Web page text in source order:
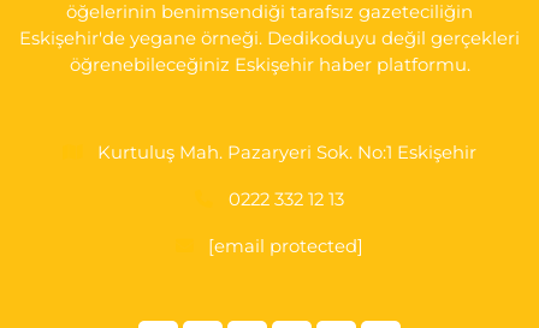
öğelerinin benimsendiği tarafsız gazeteciliğin
Eskişehir'de yegane örneği. Dedikoduyu değil gerçekleri
öğrenebileceğiniz Eskişehir haber platformu.
Kurtuluş Mah. Pazaryeri Sok. No:1 Eskişehir
0222 332 12 13
[email protected]